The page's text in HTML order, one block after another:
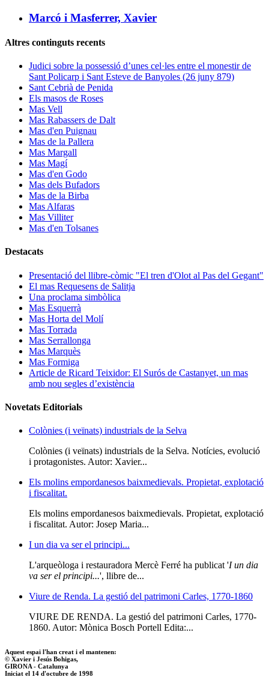
Marcó i Masferrer, Xavier
Altres continguts recents
Judici sobre la possessió d’unes cel·les entre el monestir de
Sant Policarp i Sant Esteve de Banyoles (26 juny 879)
Sant Cebrià de Penida
Els masos de Roses
Mas Vell
Mas Rabassers de Dalt
Mas d'en Puignau
Mas de la Pallera
Mas Margall
Mas Magí
Mas d'en Godo
Mas dels Bufadors
Mas de la Birba
Mas Alfaras
Mas Villiter
Mas d'en Tolsanes
Destacats
Presentació del llibre-còmic "El tren d'Olot al Pas del Gegant"
El mas Requesens de Salitja
Una proclama simbòlica
Mas Esquerrà
Mas Horta del Molí
Mas Torrada
Mas Serrallonga
Mas Marquès
Mas Formiga
Article de Ricard Teixidor: El Surós de Castanyet, un mas
amb nou segles d’existència
Novetats Editorials
Colònies (i veïnats) industrials de la Selva
Colònies (i veïnats) industrials de la Selva. Notícies, evolució
i protagonistes. Autor: Xavier...
Els molins empordanesos baixmedievals. Propietat, explotació
i fiscalitat.
Els molins empordanesos baixmedievals. Propietat, explotació
i fiscalitat. Autor: Josep Maria...
I un dia va ser el principi...
L'arqueòloga i restauradora Mercè Ferré ha publicat 'I un dia
va ser el principi...', llibre de...
Viure de Renda. La gestió del patrimoni Carles, 1770-1860
VIURE DE RENDA. La gestió del patrimoni Carles, 1770-
1860. Autor: Mònica Bosch Portell Edita:...
Aquest espai l'han creat i el mantenen:
© Xavier i Jesús Bohigas,
GIRONA - Catalunya
Iniciat el 14 d'octubre de 1998